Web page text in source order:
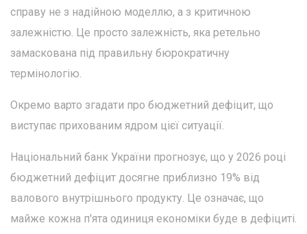
справу не з надійною моделлю, а з критичною
залежністю. Це просто залежність, яка ретельно
замаскована під правильну бюрократичну
термінологію.
Окремо варто згадати про бюджетний дефіцит, що
виступає прихованим ядром цієї ситуації.
Національний банк України прогнозує, що у 2026 році
бюджетний дефіцит досягне приблизно 19% від
валового внутрішнього продукту. Це означає, що
майже кожна п'ята одиниця економіки буде в дефіциті.